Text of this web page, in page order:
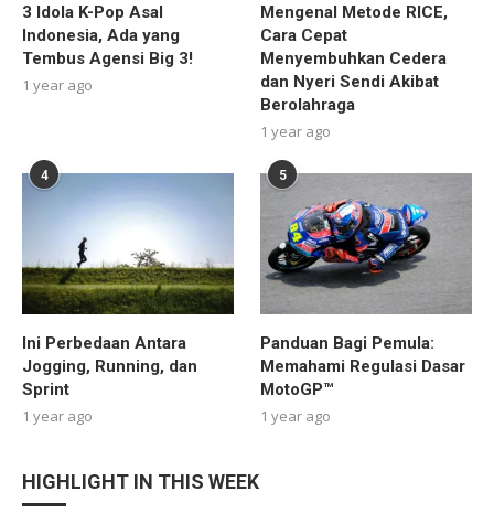
3 Idola K-Pop Asal
Indonesia, Ada yang
Tembus Agensi Big 3!
1 year ago
Mengenal Metode RICE,
Cara Cepat
Menyembuhkan Cedera
dan Nyeri Sendi Akibat
Berolahraga
1 year ago
4
Ini Perbedaan Antara
Jogging, Running, dan
Sprint
1 year ago
5
Panduan Bagi Pemula:
Memahami Regulasi Dasar
MotoGP™
1 year ago
HIGHLIGHT IN THIS WEEK